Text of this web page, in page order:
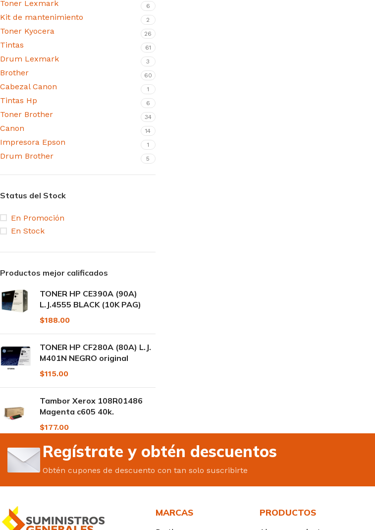
Toner Lexmark 6
Kit de mantenimiento 2
Toner Kyocera 26
Tintas 61
Drum Lexmark 3
Brother 60
Cabezal Canon 1
Tintas Hp 6
Toner Brother 34
Canon 14
Impresora Epson 1
Drum Brother 5
Status del Stock
En Promoción
En Stock
Productos mejor calificados
TONER HP CE390A (90A)
L.J.4555 BLACK (10K PAG)
$188.00
TONER HP CF280A (80A) L.J.
M401N NEGRO original
$115.00
Tambor Xerox 108R01486
Magenta c605 40k.
$177.00
Regístrate y obtén descuentos
Obtén cupones de descuento con tan solo suscribirte
MARCAS PRODUCTOS